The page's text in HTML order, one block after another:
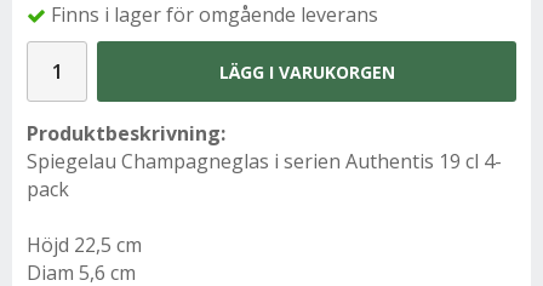
Finns i lager för omgående leverans
LÄGG I VARUKORGEN
Produktbeskrivning:
Spiegelau Champagneglas i serien Authentis 19 cl 4-
pack
Höjd 22,5 cm
Diam 5,6 cm